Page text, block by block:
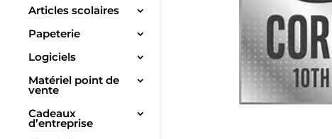
Articles scolaires
Papeterie
Logiciels
Matériel point de
vente
Cadeaux
d’entreprise